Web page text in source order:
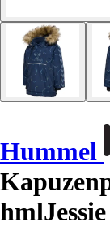
Hummel
hmlJessie